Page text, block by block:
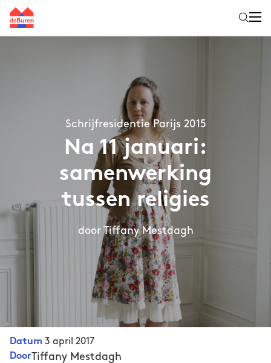
Schrijfresidentie Parijs 2015
Na 11 januari:
samenwerking
tussen religies
door Tiffany Mestdagh
Datum 3 april 2017
DoorTiffany Mestdagh